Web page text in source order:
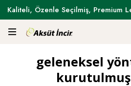
Kaliteli, Özenle Seçilmiş, Premium
Tam Zamanı !
geleneksel